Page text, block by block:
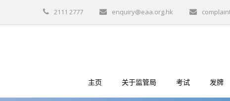
2111 2777 enquiry@eaa.org.hk
主页 关于监管局 考试 发牌